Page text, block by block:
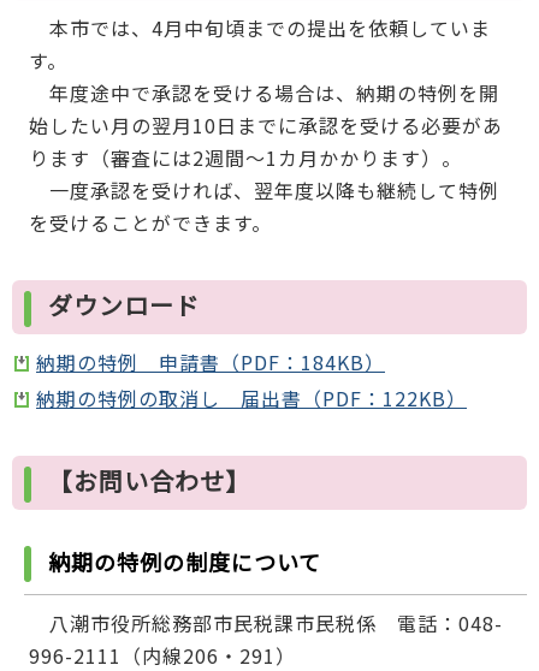
本市では、4月中旬頃までの提出を依頼していま
す。
年度途中で承認を受ける場合は、納期の特例を開
始したい月の翌月10日までに承認を受ける必要があ
ります（審査には2週間～1カ月かかります）。
一度承認を受ければ、翌年度以降も継続して特例
を受けることができます。
ダウンロード
納期の特例 申請書（PDF：184KB）
納期の特例の取消し 届出書（PDF：122KB）
【お問い合わせ】
納期の特例の制度について
八潮市役所総務部市民税課市民税係 電話：048-
996-2111（内線206・291）